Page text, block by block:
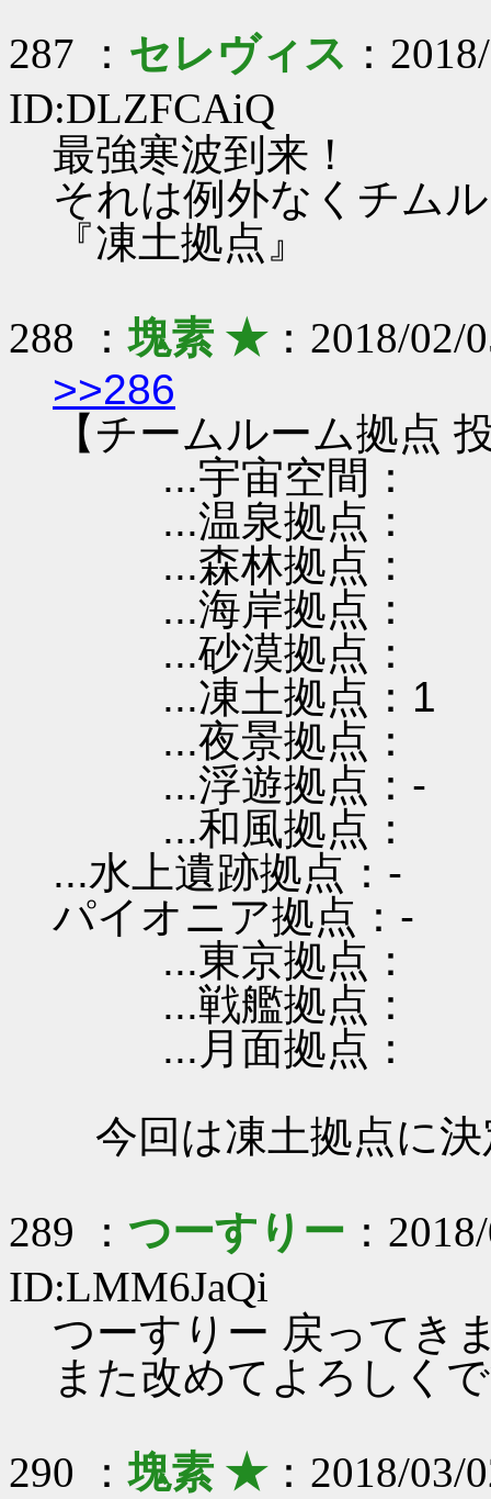
287 ： セレヴィス ：
ID:DLZFCAiQ
最強寒波到来！
それは例外なくチム
『凍土拠点』
288 ：塊素 ★：2018/02/
>>286
【チームルーム拠点
...宇宙空間：
...温泉拠点：
...森林拠点：
...海岸拠点：
...砂漠拠点：
...凍土拠点：1
...夜景拠点：
...浮遊拠点：-
...和風拠点：
...水上遺跡拠点：-
パイオニア拠点：-
...東京拠点：
...戦艦拠点：
...月面拠点：
今回は凍土拠点に
289 ： つーすりー ：
ID:LMM6JaQi
つーすりー 戻ってき
また改めてよろしく
290 ：塊素 ★：2018/03/